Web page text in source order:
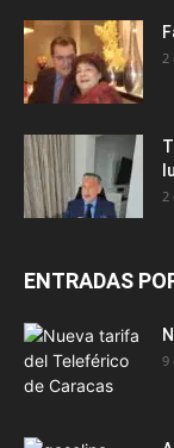
2
2
ENTRADAS
9